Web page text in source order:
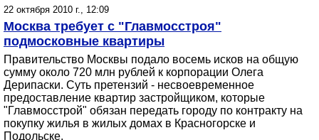
22 октября 2010 г., 12:09
Москва требует с "Главмосстроя"
подмосковные квартиры
Правительство Москвы подало восемь исков на общую
сумму около 720 млн рублей к корпорации Олега
Дерипаски. Суть претензий - несвоевременное
предоставление квартир застройщиком, которые
"Главмосстрой" обязан передать городу по контракту на
покупку жилья в жилых домах в Красногорске и
Подольске.